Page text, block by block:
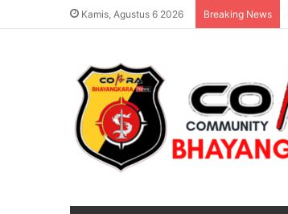
Kamis, Agustus 6 2026 Breaking News